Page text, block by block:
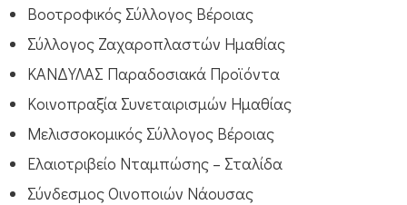
Βοοτροφικός Σύλλογος Βέροιας
Σύλλογος Ζαχαροπλαστών Ημαθίας
ΚΑΝΔΥΛΑΣ Παραδοσιακά Προϊόντα
Κοινοπραξία Συνεταιρισμών Ημαθίας
Μελισσοκομικός Σύλλογος Βέροιας
Ελαιοτριβείο Νταμπώσης – Σταλίδα
Σύνδεσμος Οινοποιών Νάουσας